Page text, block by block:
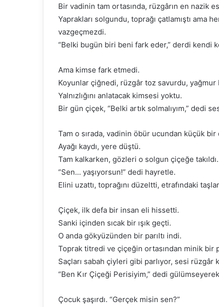
Bir vadinin tam ortasında, rüzgârın en nazik
Yaprakları solgundu, toprağı çatlamıştı ama
vazgeçmezdi.
“Belki bugün biri beni fark eder,” derdi kendi
Ama kimse fark etmedi.
Koyunlar çiğnedi, rüzgâr toz savurdu, yağmur
Yalnızlığını anlatacak kimsesi yoktu.
Bir gün çiçek, “Belki artık solmalıyım,” dedi
Tam o sırada, vadinin öbür ucundan küçük
Ayağı kaydı, yere düştü.
Tam kalkarken, gözleri o solgun çiçeğe takıldı.
“Sen… yaşıyorsun!” dedi hayretle.
Elini uzattı, toprağını düzeltti, etrafındaki
Çiçek, ilk defa bir insan eli hissetti.
Sanki içinden sıcak bir ışık geçti.
O anda gökyüzünden bir parıltı indi.
Toprak titredi ve çiçeğin ortasından minik bir
Saçları sabah çiyleri gibi parlıyor, sesi rüzgâr
“Ben Kır Çiçeği Perisiyim,” dedi
Çocuk şaşırdı. “Gerçek misin sen?”